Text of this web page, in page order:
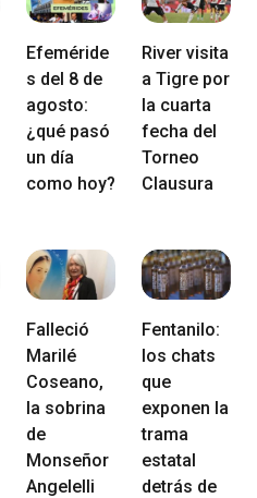
Efeméride
s del 8 de
agosto:
¿qué pasó
un día
como hoy?
River visita
a Tigre por
la cuarta
fecha del
Torneo
Clausura
Falleció
Marilé
Coseano,
la sobrina
de
Monseñor
Angelelli
Fentanilo:
los chats
que
exponen la
trama
estatal
detrás de